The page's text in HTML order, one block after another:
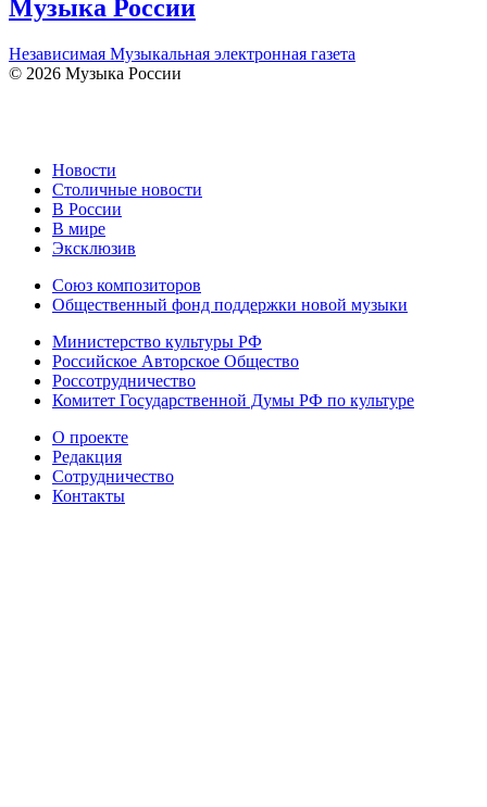
Музыка России
Независимая Музыкальная электронная газета
© 2026 Музыка России
Новости
Столичные новости
В России
В мире
Эксклюзив
Союз композиторов
Общественный фонд поддержки новой музыки
Министерство культуры РФ
Российское Авторское Общество
Россотрудничество
Комитет Государственной Думы РФ по культуре
О проекте
Редакция
Сотрудничество
Контакты